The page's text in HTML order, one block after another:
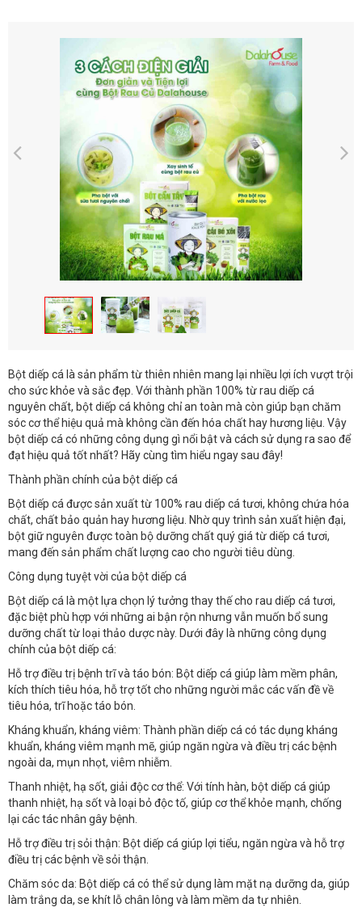
Bột diếp cá là sản phẩm từ thiên nhiên mang lại nhiều lợi ích vượt trội
cho sức khỏe và sắc đẹp. Với thành phần 100% từ rau diếp cá
nguyên chất, bột diếp cá không chỉ an toàn mà còn giúp bạn chăm
sóc cơ thể hiệu quả mà không cần đến hóa chất hay hương liệu. Vậy
bột diếp cá có những công dụng gì nổi bật và cách sử dụng ra sao để
đạt hiệu quả tốt nhất? Hãy cùng tìm hiểu ngay sau đây!
Thành phần chính của bột diếp cá
Bột diếp cá được sản xuất từ 100% rau diếp cá tươi, không chứa hóa
chất, chất bảo quản hay hương liệu. Nhờ quy trình sản xuất hiện đại,
bột giữ nguyên được toàn bộ dưỡng chất quý giá từ diếp cá tươi,
mang đến sản phẩm chất lượng cao cho người tiêu dùng.
Công dụng tuyệt vời của bột diếp cá
Bột diếp cá là một lựa chọn lý tưởng thay thế cho rau diếp cá tươi,
đặc biệt phù hợp với những ai bận rộn nhưng vẫn muốn bổ sung
dưỡng chất từ loại thảo dược này. Dưới đây là những công dụng
chính của bột diếp cá:
Hỗ trợ điều trị bệnh trĩ và táo bón: Bột diếp cá giúp làm mềm phân,
kích thích tiêu hóa, hỗ trợ tốt cho những người mắc các vấn đề về
tiêu hóa, trĩ hoặc táo bón.
Kháng khuẩn, kháng viêm: Thành phần diếp cá có tác dụng kháng
khuẩn, kháng viêm mạnh mẽ, giúp ngăn ngừa và điều trị các bệnh
ngoài da, mụn nhọt, viêm nhiễm.
Thanh nhiệt, hạ sốt, giải độc cơ thể: Với tính hàn, bột diếp cá giúp
thanh nhiệt, hạ sốt và loại bỏ độc tố, giúp cơ thể khỏe mạnh, chống
lại các tác nhân gây bệnh.
Hỗ trợ điều trị sỏi thận: Bột diếp cá giúp lợi tiểu, ngăn ngừa và hỗ trợ
điều trị các bệnh về sỏi thận.
Chăm sóc da: Bột diếp cá có thể sử dụng làm mặt nạ dưỡng da, giúp
làm trắng da, se khít lỗ chân lông và làm mềm da tự nhiên.